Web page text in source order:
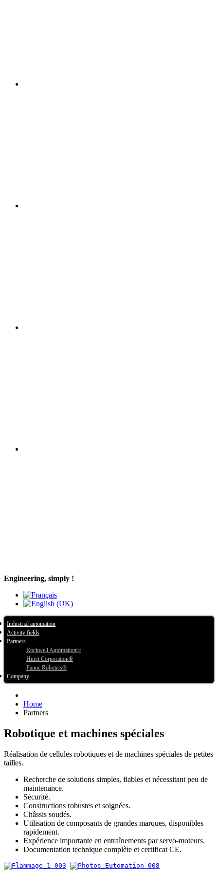
Engineering, simply !
Industrial automation
Activity fields
Partners
Rockwell Automation®
Hurst Corporation®
Fanuc Robotics®
Company
Home
Partners
Robotique et machines spéciales
Réalisation de cellules robotiques et de machines spéciales de petites
tailles.
Recherche de solutions simples, fiables et nécessitant peu de
maintenance.
Sécurité.
Constructions robustes et soignées.
Châssis soudés.
Utilisation de composants de grandes marques, disponibles
rapidement.
Expérience importante en entraînements par servo-moteurs.
Documentation technique complète et certificat CE.